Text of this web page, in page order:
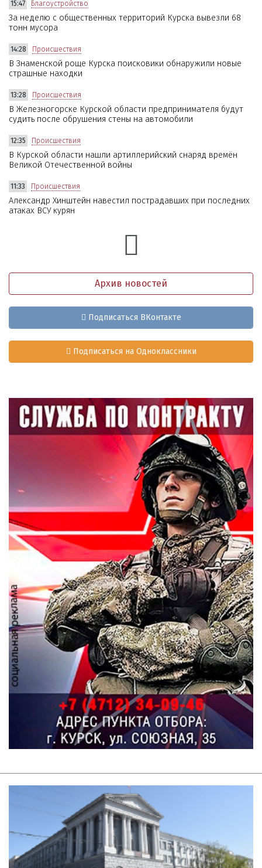
15:47 Благоустройство
За неделю с общественных территорий Курска вывезли 68
тонн мусора
14:28 Происшествия
В Знаменской роще Курска поисковики обнаружили новые
страшные находки
13:28 Происшествия
В Железногорске Курской области предпринимателя будут
судить после обрушения стены на автомобили
12:35 Происшествия
В Курской области нашли артиллерийский снаряд времён
Великой Отечественной войны
11:33 Происшествия
Александр Хинштейн навестил пострадавших при последних
атаках ВСУ курян
Архив новостей
Подписаться ВКонтакте
Подписаться на Одноклассники